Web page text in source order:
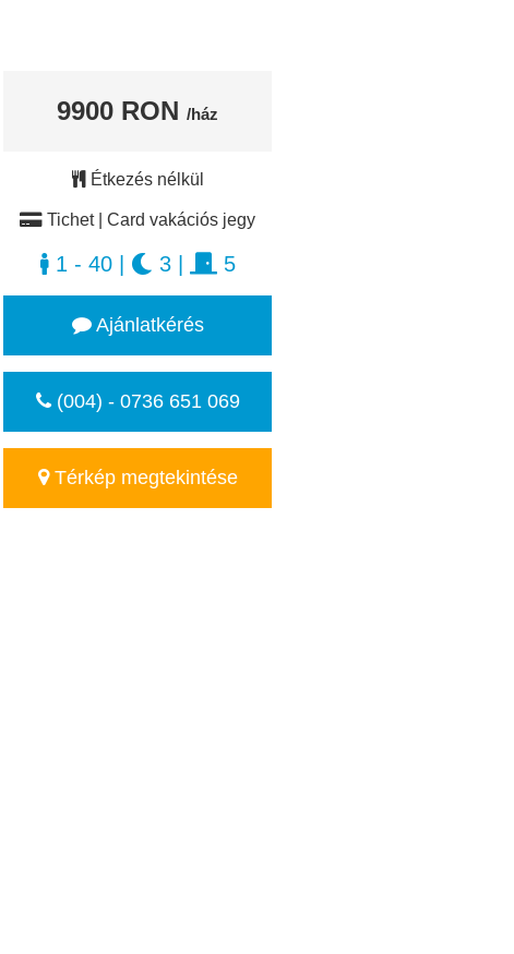
9900 RON /ház
Étkezés nélkül
Tichet | Card vakációs jegy
1 - 40| 3| 5
Ajánlatkérés
(004) - 0736 651 069
Térkép megtekintése